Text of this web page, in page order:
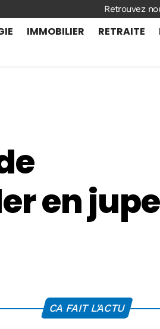
IMMOBILIER RETRAITE
en
CA FAIT L'ACTU